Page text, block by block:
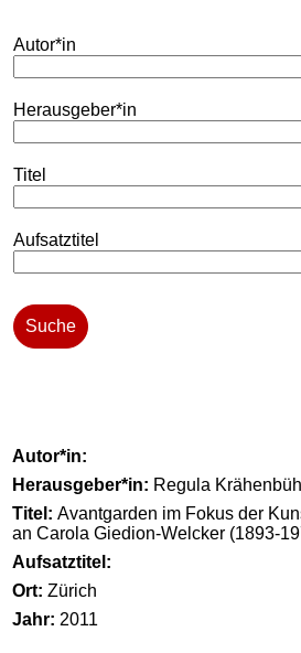
Autor*in
Herausgeber*in
Titel
Aufsatztitel
Suche
Autor*in:
Herausgeber*in: Regula Krähenbühl
Titel: Avantgarden im Fokus der
an Carola Giedion-Welcker (1893-
Aufsatztitel:
Ort: Zürich
Jahr: 2011